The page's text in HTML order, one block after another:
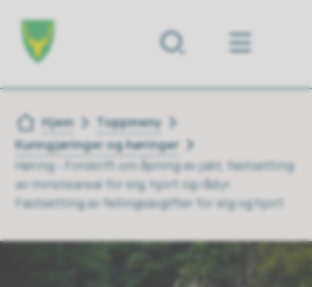
Forsiden
Du er her:
Hjem
Toppmeny
Kunngjøringer og høringer
Høring - Forskrift om åpning av jakt, fastsetting
av minsteareal for elg, hjort og rådyr.
Fastsetting av fellingsavgifter for elg og hjort